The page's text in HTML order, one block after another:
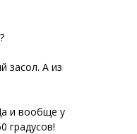
засол. А из
и вообще у
градусов!